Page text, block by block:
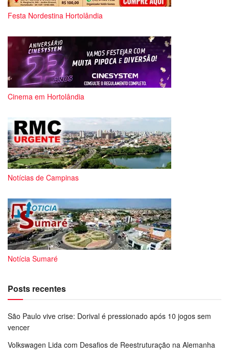
Festa Nordestina Hortolândia
Cinema em Hortolândia
Notícias de Campinas
Notícia Sumaré
Posts recentes
São Paulo vive crise: Dorival é pressionado após 10 jogos sem
vencer
Volkswagen Lida com Desafios de Reestruturação na Alemanha